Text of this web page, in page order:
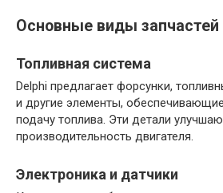
Основные виды запчастей
Топливная система
Delphi предлагает форсунки,
и другие элементы,
подачу топлива. Эти детали
производительность двигателя.
Электроника и датчики